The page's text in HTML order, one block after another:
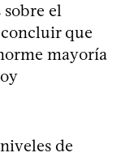
sobre el
que
mayoría
de